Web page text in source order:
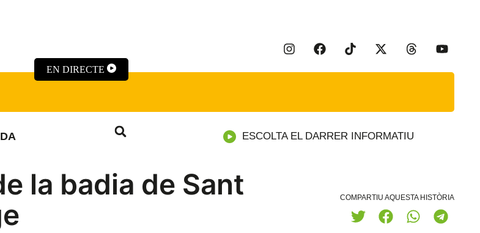
EN DIRECTE
ESCOLTA EL DARRER INFORMATIU
la badia de Sant
COMPARTIU AQUESTA HISTÒRIA